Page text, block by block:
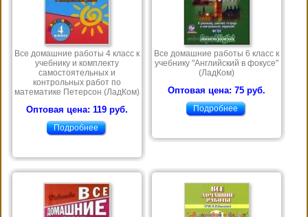
Все домашние работы 4 класс к
учебнику и комплекту
самостоятельных и
контрольных работ по
математике Петерсон (ЛадКом)
Оптовая цена: 119 руб.
Подробнее
Все домашние работы 6 класс к
учебнику "Английский в фокусе"
(ЛадКом)
Оптовая цена: 75 руб.
Подробнее